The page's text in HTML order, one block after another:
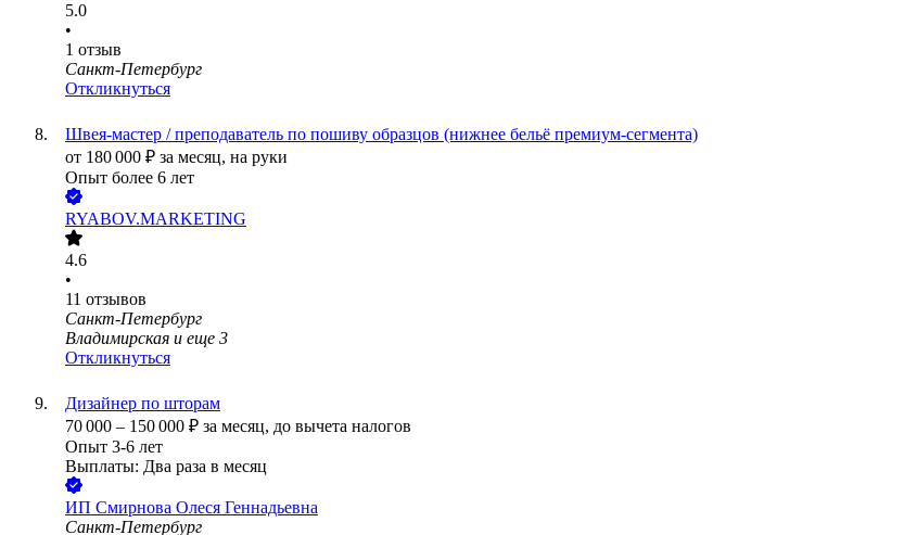
5.0
•
1 отзыв
Санкт-Петербург
Откликнуться
Швея-мастер / преподаватель по пошиву образцов (нижнее бельё премиум-сегмента)
от 180 000 ₽ за месяц, на руки
Опыт более 6 лет
RYABOV.MARKETING
4.6
•
11 отзывов
Санкт-Петербург
Владимирская и еще 3
Откликнуться
Дизайнер по шторам
70 000 – 150 000 ₽ за месяц, до вычета налогов
Опыт 3-6 лет
Выплаты: Два раза в месяц
ИП Смирнова Олеся Геннадьевна
Санкт-Петербург